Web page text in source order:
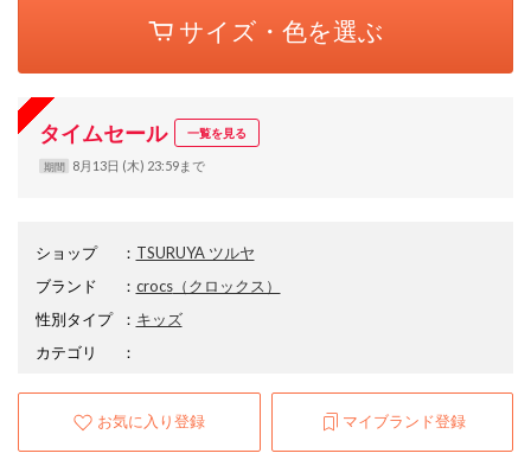
サイズ・色を選ぶ
タイムセール 一覧を見る
期間 8月13日 (木) 23:59まで
ショップ ： TSURUYA ツルヤ
ブランド
： crocs（クロックス）
性別タイプ
： キッズ
カテゴリ
：
お気に入り登録 マイブランド登録